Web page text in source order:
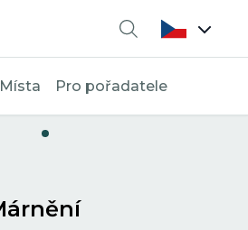
Vyhledávání
Místa Pro pořadatele